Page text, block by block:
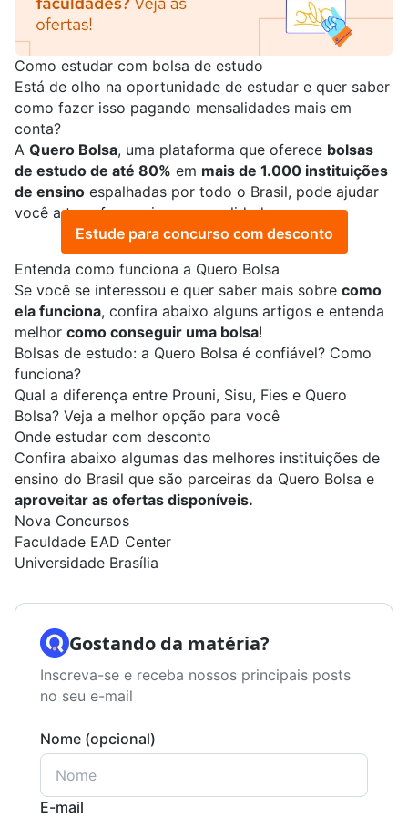
Como estudar com bolsa de estudo
Está de olho na oportunidade de estudar e quer saber
como fazer isso pagando mensalidades mais em
conta?
A Quero Bolsa, uma plataforma que oferece bolsas
de estudo de até 80% em mais de 1.000 instituições
de ensino espalhadas por todo o Brasil, pode ajudar
você a transformar isso em realidade.
Estude para concurso com desconto
Entenda como funciona a Quero Bolsa
Se você se interessou e quer saber mais sobre como
ela funciona, confira abaixo alguns artigos e entenda
melhor como conseguir uma bolsa!
Bolsas de estudo: a Quero Bolsa é confiável? Como
funciona?
Qual a diferença entre Prouni, Sisu, Fies e Quero
Bolsa? Veja a melhor opção para você
Onde estudar com desconto
Confira abaixo algumas das melhores instituições de
ensino do Brasil que são parceiras da Quero Bolsa e
aproveitar as ofertas disponíveis.
Nova Concursos
Faculdade EAD Center
Universidade Brasília
Gostando da matéria?
Inscreva-se e receba nossos principais posts
no seu e-mail
Nome (opcional)
E-mail